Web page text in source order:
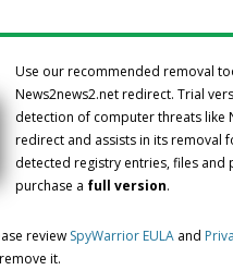
Use our recommended removal
News2news2.net redirect. Trial
detection of computer threats like
redirect and assists in its removal
detected registry entries, files and
purchase a full version.
review SpyWarrior EULA and
it.